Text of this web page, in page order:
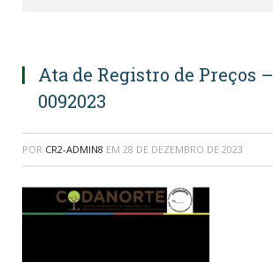
Ata de Registro de Preços –
0092023
POR CR2-ADMIN8 EM 28 DE DEZEMBRO DE 2023